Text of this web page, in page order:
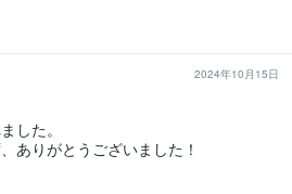
2024年10月15日
した。
ありがとうございました！